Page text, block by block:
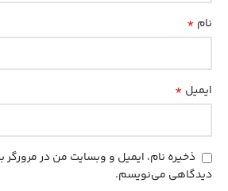
نام *
ایمیل *
ذخیره نام، ایمیل و وبسایت من در مرورگر
دیدگاهی می‌نویسم.